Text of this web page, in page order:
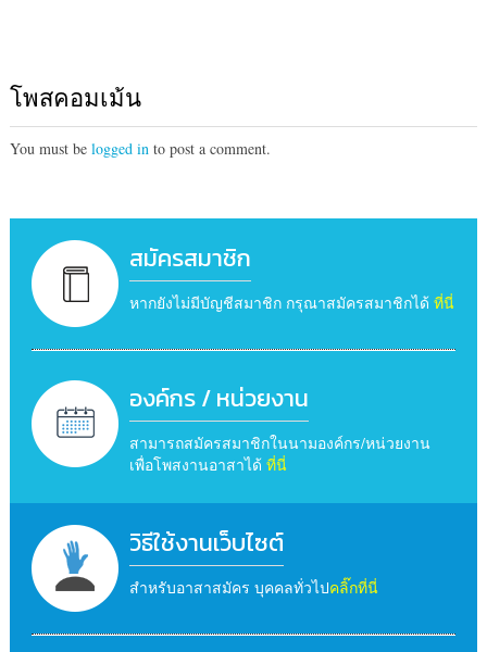
โพสคอมเม้น
You must be logged in to post a comment.
สมัครสมาชิก
หากยังไม่มีบัญชีสมาชิก กรุณาสมัครสมาชิกได้ ที่นี่
องค์กร / หน่วยงาน
สามารถสมัครสมาชิกในนามองค์กร/หน่วยงาน
เพื่อโพสงานอาสาได้ ที่นี่
วิธีใช้งานเว็บไซต์
สำหรับอาสาสมัคร บุคคลทั่วไปคลิ๊กที่นี่